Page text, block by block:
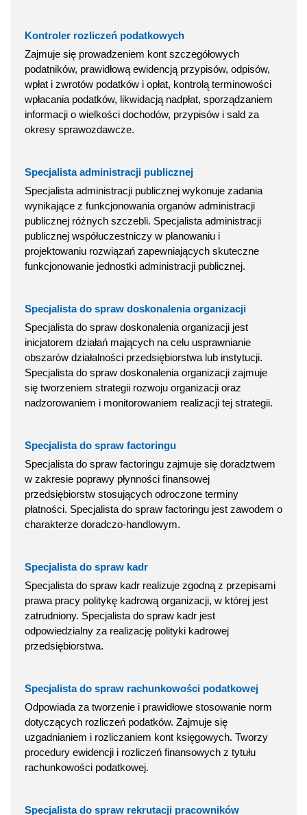
Kontroler rozliczeń podatkowych
Zajmuje się prowadzeniem kont szczegółowych
podatników, prawidłową ewidencją przypisów, odpisów,
wpłat i zwrotów podatków i opłat, kontrolą terminowości
wpłacania podatków, likwidacją nadpłat, sporządzaniem
informacji o wielkości dochodów, przypisów i sald za
okresy sprawozdawcze.
Specjalista administracji publicznej
Specjalista administracji publicznej wykonuje zadania
wynikające z funkcjonowania organów administracji
publicznej różnych szczebli. Specjalista administracji
publicznej współuczestniczy w planowaniu i
projektowaniu rozwiązań zapewniających skuteczne
funkcjonowanie jednostki administracji publicznej.
Specjalista do spraw doskonalenia organizacji
Specjalista do spraw doskonalenia organizacji jest
inicjatorem działań mających na celu usprawnianie
obszarów działalności przedsiębiorstwa lub instytucji.
Specjalista do spraw doskonalenia organizacji zajmuje
się tworzeniem strategii rozwoju organizacji oraz
nadzorowaniem i monitorowaniem realizacji tej strategii.
Specjalista do spraw factoringu
Specjalista do spraw factoringu zajmuje się doradztwem
w zakresie poprawy płynności finansowej
przedsiębiorstw stosujących odroczone terminy
płatności. Specjalista do spraw factoringu jest zawodem o
charakterze doradczo-handlowym.
Specjalista do spraw kadr
Specjalista do spraw kadr realizuje zgodną z przepisami
prawa pracy politykę kadrową organizacji, w której jest
zatrudniony. Specjalista do spraw kadr jest
odpowiedzialny za realizację polityki kadrowej
przedsiębiorstwa.
Specjalista do spraw rachunkowości podatkowej
Odpowiada za tworzenie i prawidłowe stosowanie norm
dotyczących rozliczeń podatków. Zajmuje się
uzgadnianiem i rozliczaniem kont księgowych. Tworzy
procedury ewidencji i rozliczeń finansowych z tytułu
rachunkowości podatkowej.
Specjalista do spraw rekrutacji pracowników